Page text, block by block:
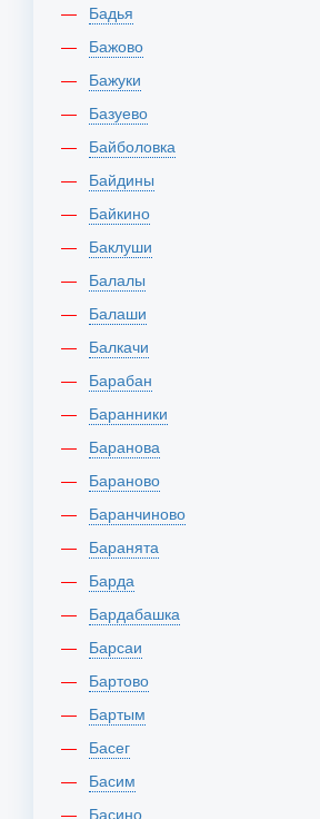
Бадья
Бажово
Бажуки
Базуево
Байболовка
Байдины
Байкино
Баклуши
Балалы
Балаши
Балкачи
Барабан
Баранники
Баранова
Бараново
Баранчиново
Баранята
Барда
Бардабашка
Барсаи
Бартово
Бартым
Басег
Басим
Басино